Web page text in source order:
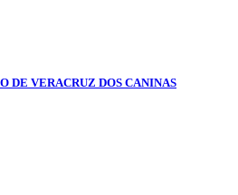
DE VERACRUZ DOS CANINAS